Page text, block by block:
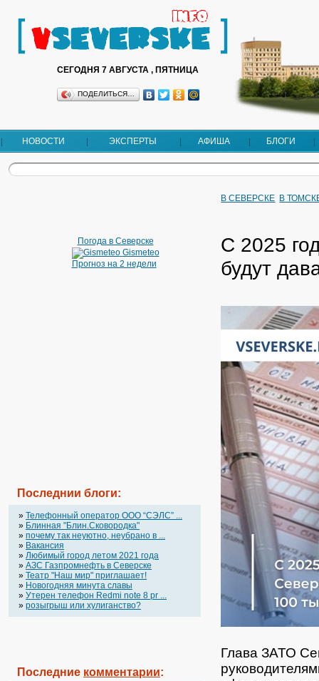
СЕГОДНЯ 7 АВГУСТА , ПЯТНИЦА
ПОДЕЛИТЬСЯ…
НОВОСТИ ЭКСПЕРТЫ АФИША БЛОГИ
Погода в Северске
Gismeteo
Прогноз на 2 недели
Последнии блоги:
» Телефонный оператор OOO “СЭЛС” ...
» Блинная "Блин.Сковородка"
» почему так неуютно, неубрано в ...
» Вакансия
» Любимый город летом 2021 года
» АЗС Газпромнефть в Северске
» Театр "Наш мир" приглашает!
» Новогодняя минута славы
» Утерен телефон Redmi note 8 pr ...
» розыгрыш или хулиганство?
Последние комментарии:
В СЕВЕРСКЕ В
С 2025
будут
Глава ЗАТО